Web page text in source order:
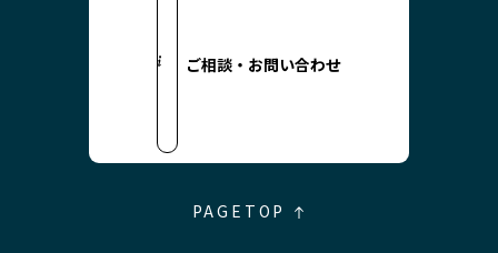
ご相談・お問い合わせ
PAGETOP